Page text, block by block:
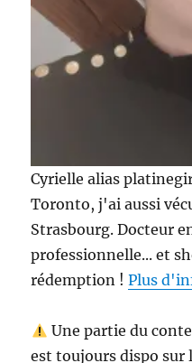
Cyrielle alias
Toronto, j'ai aussi
Strasbourg. Docteur
professionnelle... et
rédemption !Plus
Une partie du
est toujours dispo sur